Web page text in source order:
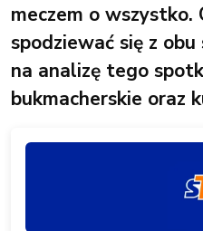
meczem o wszystko.
spodziewać się z
na analizę tego
bukmacherskie oraz